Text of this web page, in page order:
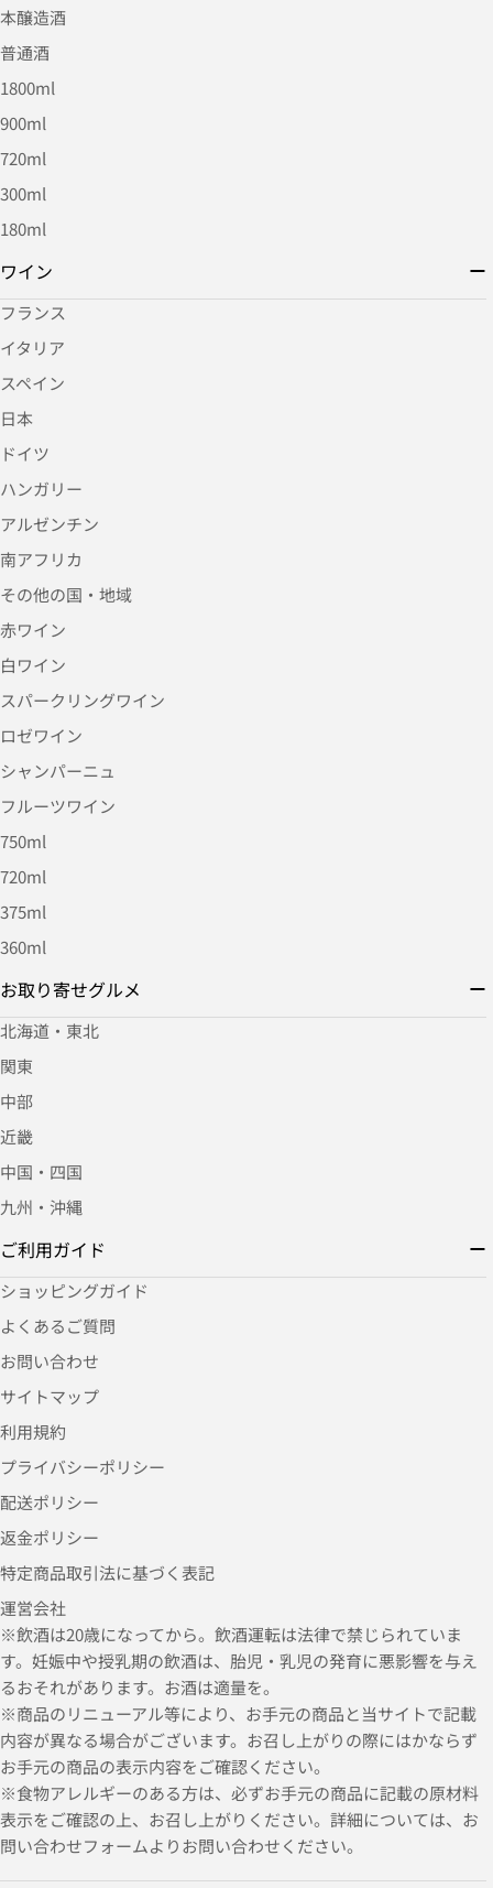
本醸造酒
普通酒
1800ml
900ml
720ml
300ml
180ml
ワイン
フランス
イタリア
スペイン
日本
ドイツ
ハンガリー
アルゼンチン
南アフリカ
その他の国・地域
赤ワイン
白ワイン
スパークリングワイン
ロゼワイン
シャンパーニュ
フルーツワイン
750ml
720ml
375ml
360ml
お取り寄せグルメ
北海道・東北
関東
中部
近畿
中国・四国
九州・沖縄
ご利用ガイド
ショッピングガイド
よくあるご質問
お問い合わせ
サイトマップ
利用規約
プライバシーポリシー
配送ポリシー
返金ポリシー
特定商品取引法に基づく表記
運営会社
※飲酒は20歳になってから。飲酒運転は法律で禁じられていま
す。妊娠中や授乳期の飲酒は、胎児・乳児の発育に悪影響を与え
るおそれがあります。お酒は適量を。
※商品のリニューアル等により、お手元の商品と当サイトで記載
内容が異なる場合がございます。お召し上がりの際にはかならず
お手元の商品の表示内容をご確認ください。
※食物アレルギーのある方は、必ずお手元の商品に記載の原材料
表示をご確認の上、お召し上がりください。詳細については、お
問い合わせフォームよりお問い合わせください。